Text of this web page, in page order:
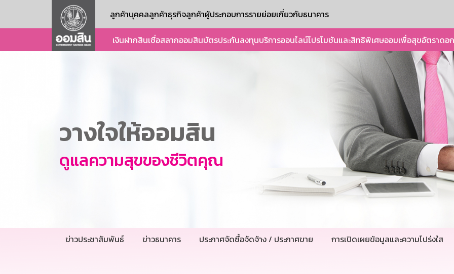
ลูกค้าบุคคลลูกค้าธุรกิจลูกค้าผู้ประกอบการรายย่อยเกี่ยวกับธนาคาร
เงินฝากสินเชื่อสลากออมสินบัตรประกันลงทุนบริการออนไลน์โปรโมชันและสิทธิพิเศษออมเพื่อสุขอัตราดอ
วางใจให้ออมสิน
ดูแลความสุขของชีวิตคุณ
ข่าวประชาสัมพันธ์ ข่าวธนาคาร ประกาศจัดซื้อจัดจ้าง / ประกาศขาย การเปิดเผยข้อมูลและความโปร่งใส